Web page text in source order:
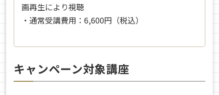
画再生により視聴
・通常受講費用：6,600円（税込）
キャンペーン対象講座